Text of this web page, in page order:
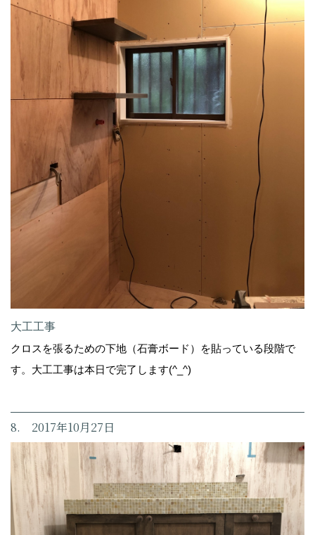
大工工事
クロスを張るための下地（石膏ボード）を貼っている段階で
す。大工工事は本日で完了します(^_^)
8. 2017年10月27日